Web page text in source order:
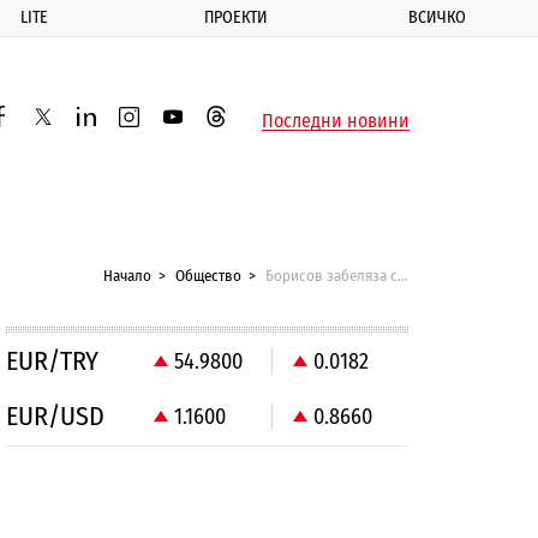
LITE ПРОЕКТИ ВСИЧКО
twitterlinkedininstagram
youtubethreadsПоследни новини
Начало Общество Борисов забеляза скандалната поръчка на БАБХ, ще я проверява лично
EUR/TRY 54.9800 0.0182
EUR/USD 1.1600 0.8660